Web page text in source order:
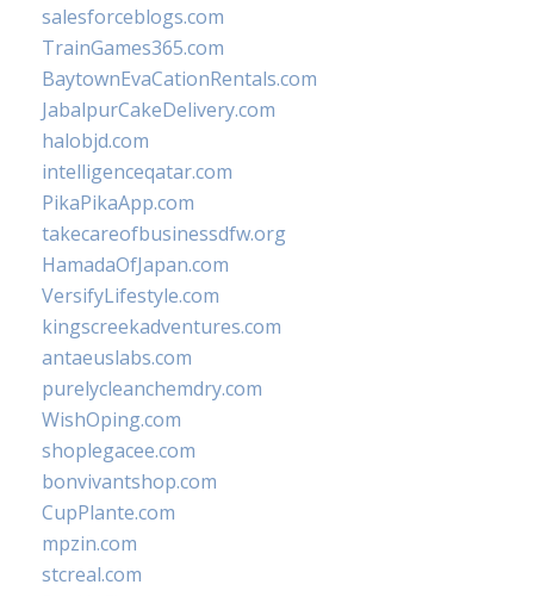
salesforceblogs.com
TrainGames365.com
BaytownEvaCationRentals.com
JabalpurCakeDelivery.com
halobjd.com
intelligenceqatar.com
PikaPikaApp.com
takecareofbusinessdfw.org
HamadaOfJapan.com
VersifyLifestyle.com
kingscreekadventures.com
antaeuslabs.com
purelycleanchemdry.com
WishOping.com
shoplegacee.com
bonvivantshop.com
CupPlante.com
mpzin.com
stcreal.com